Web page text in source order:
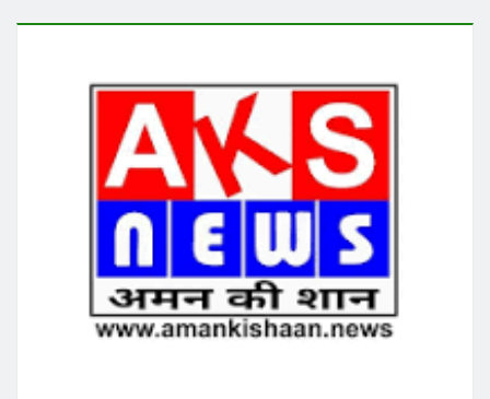
में प्रयुक्त मोटर साइकिल व रूपयें बरामद